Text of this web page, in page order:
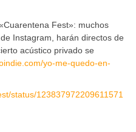
Fest»: muchos
Instagram, harán directos de
acústico privado se
yo-me-quedo-en-
status/123837972209611571